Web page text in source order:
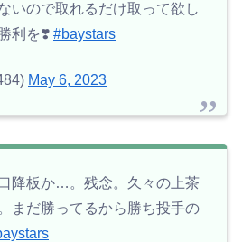
いので取れるだけ取って欲し
利を❣️ #baystars
May 6, 2023
降板か…。残念。久々の上茶
まだ勝ってるから勝ち投手の